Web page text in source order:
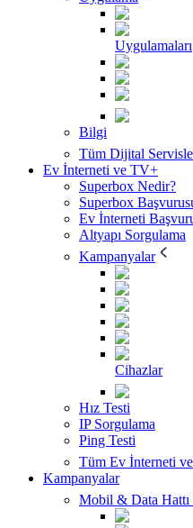
Uygulamaları
Bilgi
Tüm Dijital
Ev İnterneti ve TV+
Superbox Nedir?
Superbox
Ev İnterneti
Altyapı Sorgulama
Kampanyalar
Cihazlar
Hız Testi
IP Sorgulama
Ping Testi
Tüm Ev İnterneti
Kampanyalar
Mobil & Data Hattı